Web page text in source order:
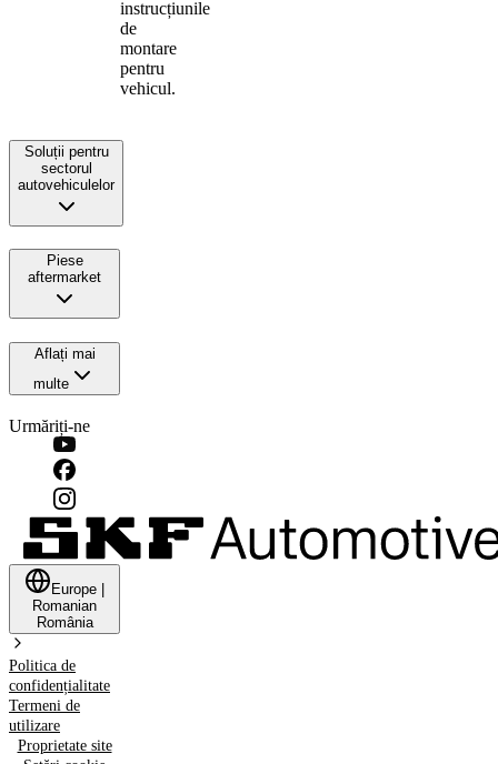
instrucțiunile
de
montare
pentru
vehicul.
Soluții pentru
sectorul
autovehiculelor
Piese
aftermarket
Aflați mai
multe
Urmăriți-ne
Europe
Romanian
România
Politica de
confidențialitate
Termeni de
utilizare
Proprietate site